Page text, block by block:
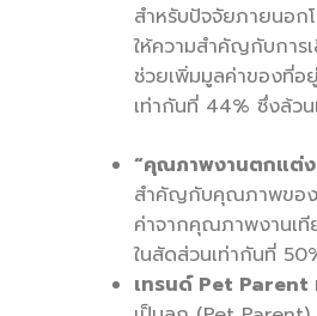
สำหรับปัจจัยภายนอก
ให้ความสำคัญกับการ
ช่วยเพิ่มมูลค่าของที่อ
เท่ากันที่ 44% ซึ่งล้ว
“คุณภาพงานตกแต่ง
สำคัญกับคุณภาพของก
ค่าจากคุณภาพงานเที
ในสัดส่วนเท่ากันที่
เทรนด์ Pet Parent